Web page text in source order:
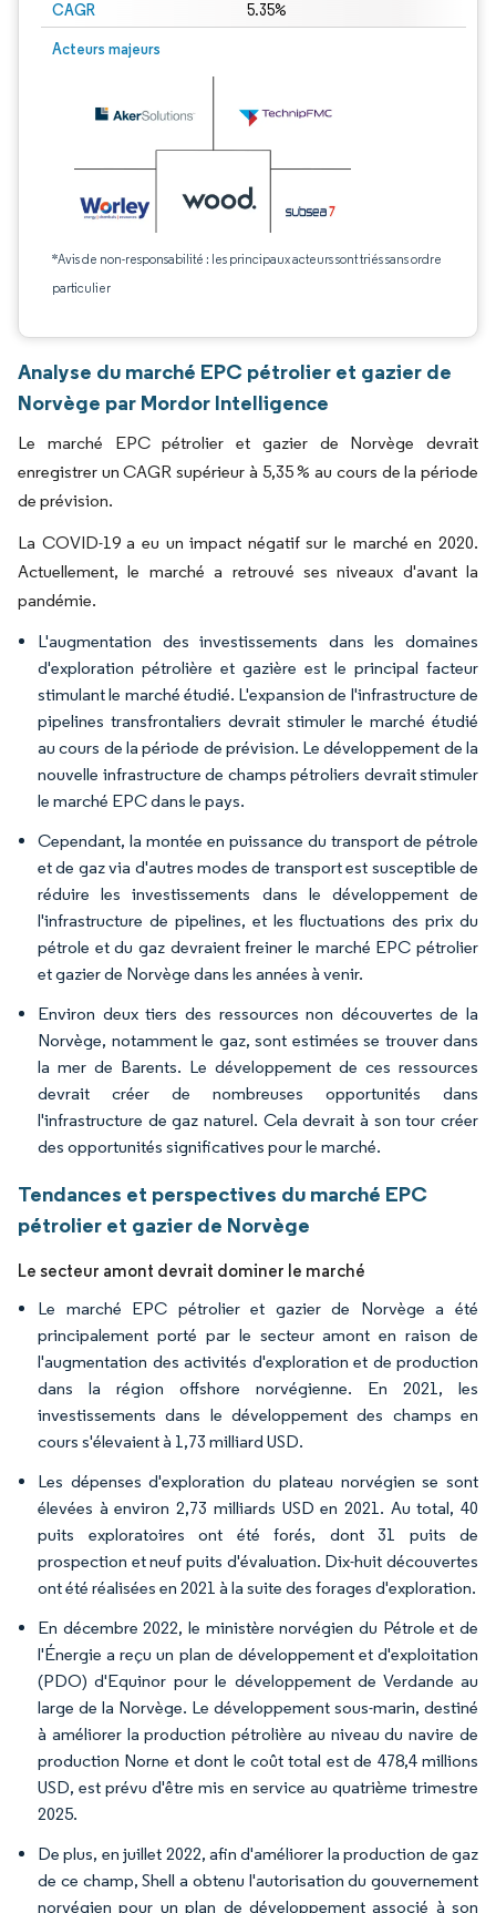
CAGR 5.35%
Acteurs majeurs
*Avis de non-responsabilité : les principaux acteurs sont triés sans ordre
particulier
Analyse du marché EPC pétrolier et gazier de
Norvège par Mordor Intelligence
Le marché EPC pétrolier et gazier de Norvège devrait
enregistrer un CAGR supérieur à 5,35 % au cours de la période
de prévision.
La COVID-19 a eu un impact négatif sur le marché en 2020.
Actuellement, le marché a retrouvé ses niveaux d'avant la
pandémie.
L'augmentation des investissements dans les domaines
d'exploration pétrolière et gazière est le principal facteur
stimulant le marché étudié. L'expansion de l'infrastructure de
pipelines transfrontaliers devrait stimuler le marché étudié
au cours de la période de prévision. Le développement de la
nouvelle infrastructure de champs pétroliers devrait stimuler
le marché EPC dans le pays.
Cependant, la montée en puissance du transport de pétrole
et de gaz via d'autres modes de transport est susceptible de
réduire les investissements dans le développement de
l'infrastructure de pipelines, et les fluctuations des prix du
pétrole et du gaz devraient freiner le marché EPC pétrolier
et gazier de Norvège dans les années à venir.
Environ deux tiers des ressources non découvertes de la
Norvège, notamment le gaz, sont estimées se trouver dans
la mer de Barents. Le développement de ces ressources
devrait créer de nombreuses opportunités dans
l'infrastructure de gaz naturel. Cela devrait à son tour créer
des opportunités significatives pour le marché.
Tendances et perspectives du marché EPC
pétrolier et gazier de Norvège
Le secteur amont devrait dominer le marché
Le marché EPC pétrolier et gazier de Norvège a été
principalement porté par le secteur amont en raison de
l'augmentation des activités d'exploration et de production
dans la région offshore norvégienne. En 2021, les
investissements dans le développement des champs en
cours s'élevaient à 1,73 milliard USD.
Les dépenses d'exploration du plateau norvégien se sont
élevées à environ 2,73 milliards USD en 2021. Au total, 40
puits exploratoires ont été forés, dont 31 puits de
prospection et neuf puits d'évaluation. Dix-huit découvertes
ont été réalisées en 2021 à la suite des forages d'exploration.
En décembre 2022, le ministère norvégien du Pétrole et de
l'Énergie a reçu un plan de développement et d'exploitation
(PDO) d'Equinor pour le développement de Verdande au
large de la Norvège. Le développement sous-marin, destiné
à améliorer la production pétrolière au niveau du navire de
production Norne et dont le coût total est de 478,4 millions
USD, est prévu d'être mis en service au quatrième trimestre
2025.
De plus, en juillet 2022, afin d'améliorer la production de gaz
de ce champ, Shell a obtenu l'autorisation du gouvernement
norvégien pour un plan de développement associé à son